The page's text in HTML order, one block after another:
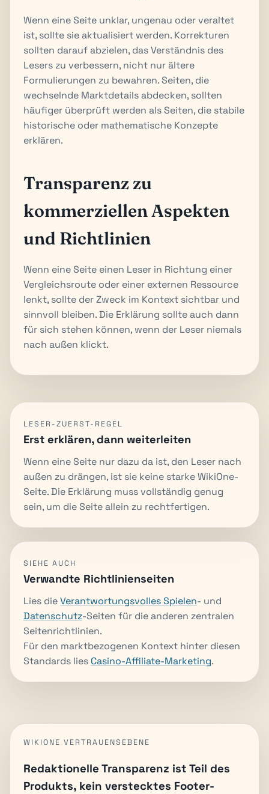
Wenn eine Seite unklar, ungenau oder veraltet
ist, sollte sie aktualisiert werden. Korrekturen
sollten darauf abzielen, das Verständnis des
Lesers zu verbessern, nicht nur ältere
Formulierungen zu bewahren. Seiten, die
wechselnde Marktdetails abdecken, sollten
häufiger überprüft werden als Seiten, die stabile
historische oder mathematische Konzepte
erklären.
Transparenz zu
kommerziellen Aspekten
und Richtlinien
Wenn eine Seite einen Leser in Richtung einer
Vergleichsroute oder einer externen Ressource
lenkt, sollte der Zweck im Kontext sichtbar und
sinnvoll bleiben. Die Erklärung sollte auch dann
für sich stehen können, wenn der Leser niemals
nach außen klickt.
LESER-ZUERST-REGEL
Erst erklären, dann weiterleiten
Wenn eine Seite nur dazu da ist, den Leser nach
außen zu drängen, ist sie keine starke WikiOne-
Seite. Die Erklärung muss vollständig genug
sein, um die Seite allein zu rechtfertigen.
SIEHE AUCH
Verwandte Richtlinienseiten
Lies dieVerantwortungsvolles Spielen- und
Datenschutz-Seiten für die anderen zentralen
Seitenrichtlinien.
Für den marktbezogenen Kontext hinter diesen
Standards lies Casino-Affiliate-Marketing.
WIKIONE VERTRAUENSEBENE
Redaktionelle Transparenz ist Teil des
Produkts, kein verstecktes Footer-